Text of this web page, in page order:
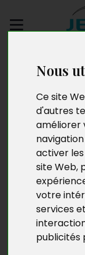
Nous
Ce site
d'autres
améliorer
activer
site Web,
votre
services
publicités
Le